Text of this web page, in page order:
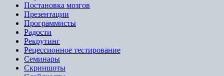
Постановка мозгов
Презентации
Программисты
Радости
Рекрутинг
Рецессионное тестирование
Семинары
Скриншоты